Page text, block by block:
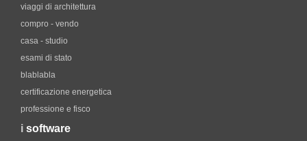
viaggi di architettura
compro - vendo
casa - studio
esami di stato
blablabla
certificazione energetica
professione e fisco
i software